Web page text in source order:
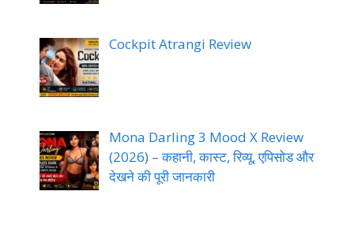
Cockpit Atrangi Review
Mona Darling 3 Mood X Review
(2026) – कहानी, कास्ट, रिव्यू, एपिसोड और
देखने की पूरी जानकारी